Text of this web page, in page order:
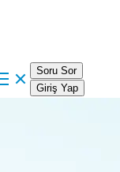
Soru Sor
Giriş Yap